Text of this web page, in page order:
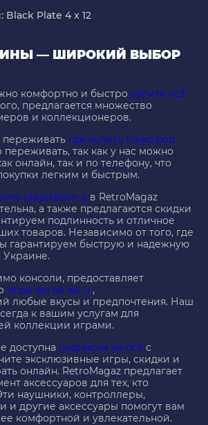
Black Plate 4 x 12
— ШИРОКИЙ ВЫБОР
комфортно и быстро купить пс3
предлагается множество
и коллекционеров.
где купить funko pop
так как у нас можно
онлайн, так и по телефону, что
легким и быстрым.
playstation 4 в RetroMagaz
а также предлагаются скидки
подлинность и отличное
товаров. Независимо от того, где
гарантируем быструю и надежную
Украине.
консоли, предоставляет
игры wii на wii u ,
любые вкусы и предпочтения. Наш
к вашим услугам для
коллекции играми.
доступна подписки на пс5 с
эксклюзивные игры, скидки и
онлайн. RetroMagaz предлагает
аксессуаров для тех, кто
наушники, контроллеры,
и другие аксессуары помогут вам
комфортной и увлекательной.